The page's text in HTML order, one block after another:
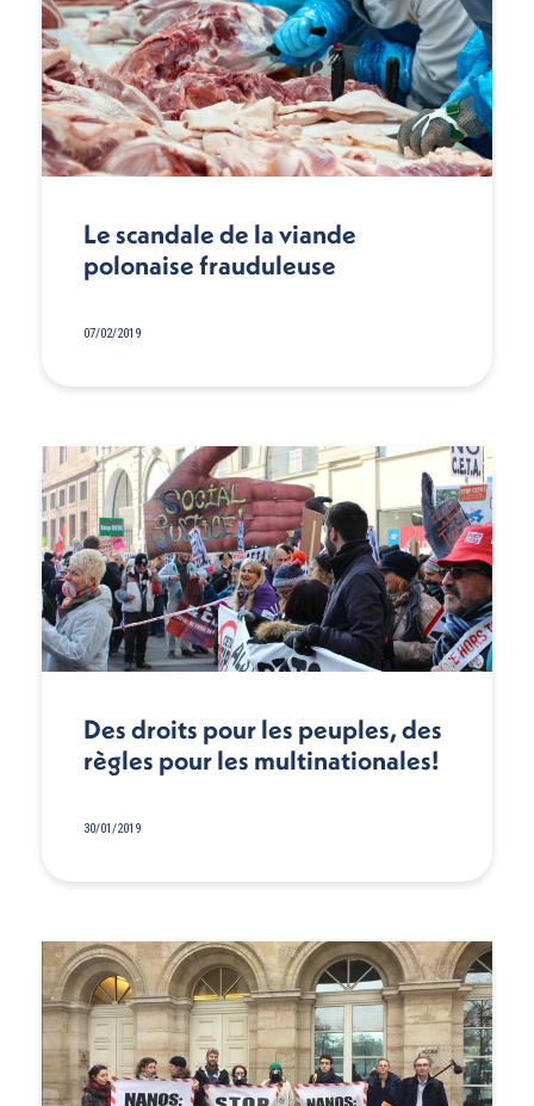
Le scandale de la viande
polonaise frauduleuse
07/02/2019
Des droits pour les peuples, des
règles pour les multinationales!
30/01/2019